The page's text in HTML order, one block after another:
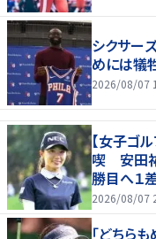
シクサー
めには犠
2026/08/07
【女子ゴ
喫 安田祐
勝目へ１
2026/08/07
「どちら